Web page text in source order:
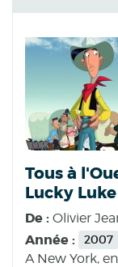
Tous à
Lucky Luke
De : Olivier
Année : 2007
A New York,